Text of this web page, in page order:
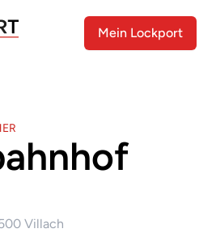
Mein Lockport
Villach